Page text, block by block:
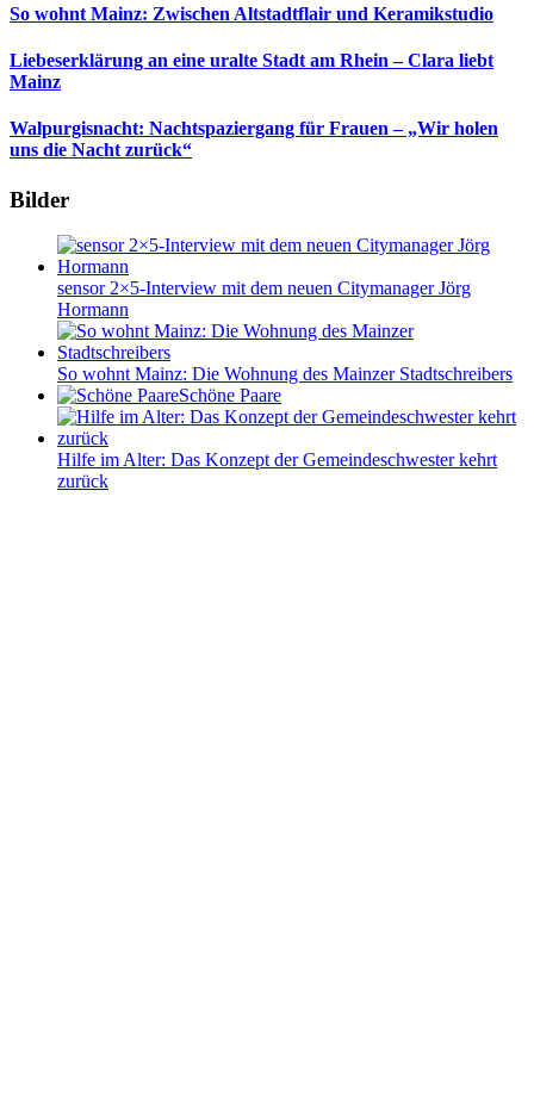
So wohnt Mainz: Zwischen Altstadtflair und Keramikstudio
Liebeserklärung an eine uralte Stadt am Rhein – Clara liebt
Mainz
Walpurgisnacht: Nachtspaziergang für Frauen – „Wir holen
uns die Nacht zurück“
Bilder
sensor 2×5-Interview mit dem neuen Citymanager Jörg
Hormann
So wohnt Mainz: Die Wohnung des Mainzer Stadtschreibers
Schöne Paare
Hilfe im Alter: Das Konzept der Gemeindeschwester kehrt
zurück